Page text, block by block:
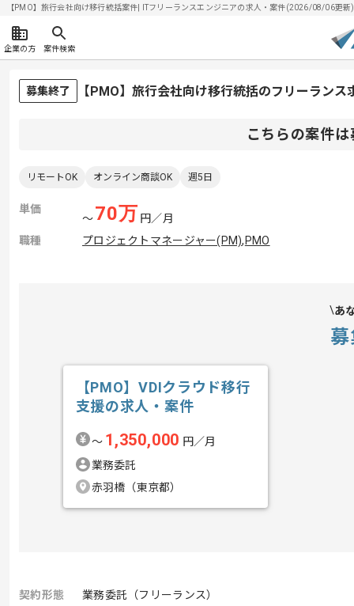
【PMO】旅行会社向け移行統括案件| ITフリーランスエンジニアの求人・案件(2026/08/06更新)
企業の方 案件検索
募集終了 【PMO】旅行会社向け移行統括のフリーランス
こちらの案件
リモートOK オンライン商談OK 週5日
単価
〜70万 円／月
職種
プロジェクトマネージャー(PM), PMO
あ
【PMO】VDIクラウド移行
支援の求人・案件
〜 1,350,000 円／月
業務委託
赤羽橋（東京都）
契約形態
業務委託（フリーランス）